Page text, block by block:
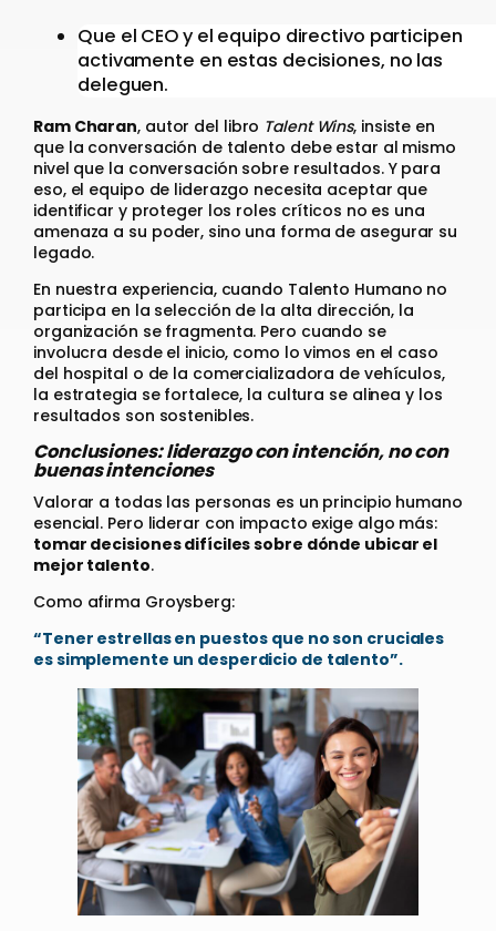
Que el CEO y el equipo directivo participen
activamente en estas decisiones, no las
deleguen.
Ram Charan, autor del libro Talent Wins, insiste en
que la conversación de talento debe estar al mismo
nivel que la conversación sobre resultados. Y para
eso, el equipo de liderazgo necesita aceptar que
identificar y proteger los roles críticos no es una
amenaza a su poder, sino una forma de asegurar su
legado.
En nuestra experiencia, cuando Talento Humano no
participa en la selección de la alta dirección, la
organización se fragmenta. Pero cuando se
involucra desde el inicio, como lo vimos en el caso
del hospital o de la comercializadora de vehículos,
la estrategia se fortalece, la cultura se alinea y los
resultados son sostenibles.
Conclusiones: liderazgo con intención, no con
buenas intenciones
Valorar a todas las personas es un principio humano
esencial. Pero liderar con impacto exige algo más:
tomar decisiones difíciles sobre dónde ubicar el
mejor talento.
Como afirma Groysberg:
“Tener estrellas en puestos que no son cruciales
es simplemente un desperdicio de talento”.